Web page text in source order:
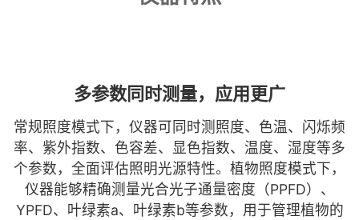
多参数同时测量，应用更广
常规照度模式下，仪器可同时测照度、色温、闪烁频
率、紫外指数、色容差、显色指数、温度、湿度等多
个参数，全面评估照明光源特性。植物照度模式下，
仪器能够精确测量光合光子通量密度（PPFD）、
YPFD、叶绿素a、叶绿素b等参数，用于管理植物的